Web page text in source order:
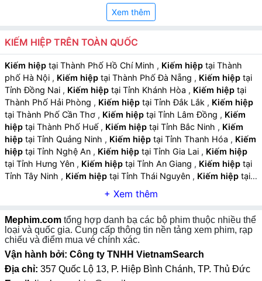
gác, thành quách, thôn xóm và chốn giang hồ được
Âm nhạc và hiệu ứng hỗ trợ:
thanh giao đấu và hiệu ứng võ thuật tăng trải nghiệm
hồi hộp và chân thực.
Xem thêm
KIẾM HIỆP TRÊN TOÀN QUỐC
Kiếm hiệp tại Thành Phố Hồ Chí Minh , Kiếm hiệp tại Thành
phố Hà Nội , Kiếm hiệp tại Thành Phố Đà Nẵng , Kiếm hiệp tại
Tỉnh Đồng Nai , Kiếm hiệp tại Tỉnh Khánh Hòa , Kiếm hiệp tại
Thành Phố Hải Phòng , Kiếm hiệp tại Tỉnh Đắk Lắk , Kiếm hiệp
tại Thành Phố Cần Thơ , Kiếm hiệp tại Tỉnh Lâm Đồng , Kiếm
hiệp tại Thành Phố Huế , Kiếm hiệp tại Tỉnh Bắc Ninh , Kiếm
hiệp tại Tỉnh Quảng Ninh , Kiếm hiệp tại Tỉnh Thanh Hóa , Kiếm
hiệp tại Tỉnh Nghệ An , Kiếm hiệp tại Tỉnh Gia Lai , Kiếm hiệp
tại Tỉnh Hưng Yên , Kiếm hiệp tại Tỉnh An Giang , Kiếm hiệp tại
Tỉnh Tây Ninh , Kiếm hiệp tại Tỉnh Thái Nguyên , Kiếm hiệp tại
tại Tỉnh Quảng Ngãi
tại Tỉnh Vĩnh Long
Kiếm hiệp tại Tỉnh Phú Thọ ,Kiếm hiệp
tại Tỉnh Hà
Tĩnh,Kiếm hiệptại Tỉnh Đồng Tháp,Kiếm hiệptại Tỉnh Quảng
Trị,Kiếm hiệp tại Tỉnh Sơn La,Kiếm hiệp
tại Tỉnh Tuyên Quang
,Kiếm hiệptại Tỉnh Điện Biên ,Kiếm hiệptại Tỉnh Lai Châu
Kiếm hiệp
tại Tỉnh Lạng Sơn Kiếm hiệp tại Tỉnh Cao Bằng
Mephim.com tổng hợp danh bạ các bộ phim thuộc nhiều thể
loại và quốc gia. Cung cấp thông tin nền tảng xem phim, rạp
chiếu và điểm mua vé chính xác.
Vận hành bởi: Công ty TNHH VietnamSearch
Địa chỉ: 357 Quốc Lộ 13, P. Hiệp Bình Chánh, TP. Thủ Đức